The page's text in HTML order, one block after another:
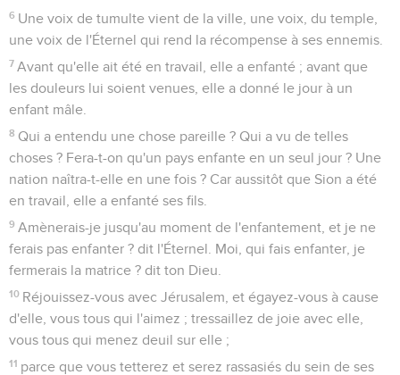
6 Une voix de tumulte vient de la ville, une voix, du temple,
une voix de l'Éternel qui rend la récompense à ses ennemis.
7 Avant qu'elle ait été en travail, elle a enfanté ; avant que
les douleurs lui soient venues, elle a donné le jour à un
enfant mâle.
8 Qui a entendu une chose pareille ? Qui a vu de telles
choses ? Fera-t-on qu'un pays enfante en un seul jour ? Une
nation naîtra-t-elle en une fois ? Car aussitôt que Sion a été
en travail, elle a enfanté ses fils.
9 Amènerais-je jusqu'au moment de l'enfantement, et je ne
ferais pas enfanter ? dit l'Éternel. Moi, qui fais enfanter, je
fermerais la matrice ? dit ton Dieu.
10 Réjouissez-vous avec Jérusalem, et égayez-vous à cause
d'elle, vous tous qui l'aimez ; tressaillez de joie avec elle,
vous tous qui menez deuil sur elle ;
11 parce que vous tetterez et serez rassasiés du sein de ses